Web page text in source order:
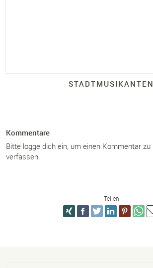
STADTMUSIKANTEN
Kommentare
Bitte logge dich ein, um einen Kommentar zu
verfassen.
Teilen